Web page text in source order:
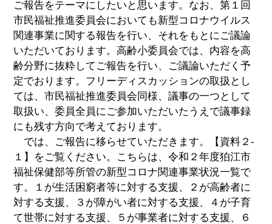
ご報告をテーマにしたいと思います。なお、第１回
市民福祉推進委員会においても新型コロナウイルス
関連事業に関する報告を行い、それをもとにご議論
いただいております。高齢小委員会では、内容を高
齢分野に抜粋してご報告を行い、ご議論いただく予
定でおります。フリーディスカッションの取扱とし
ては、市民福祉推進委員会同様、議事の一つとして
取扱い、委員全員にご参加いただいたうえで議事録
にも残す方向で考えております。
では、ご報告に移らせていただきます。【資料２-
１】をご覧ください。こちらは、令和２年度狛江市
福祉保健部等所管の新型コロナ関連事業状況一覧で
す。１が生活困窮者等に対する支援、２が高齢者に
対する支援、３が障がい者に対する支援、４が子育
て世帯に対する支援、５が事業者に対する支援、６